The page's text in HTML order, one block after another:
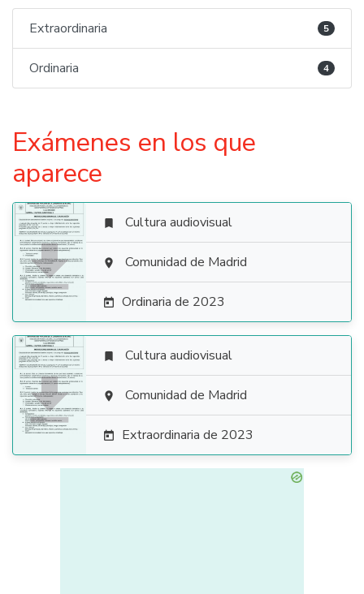
Extraordinaria 5
Ordinaria 4
Exámenes en los que
aparece

 Cultura audiovisual
 Comunidad de Madrid
 Ordinaria de 2023

 Cultura audiovisual
 Comunidad de Madrid
 Extraordinaria de 2023